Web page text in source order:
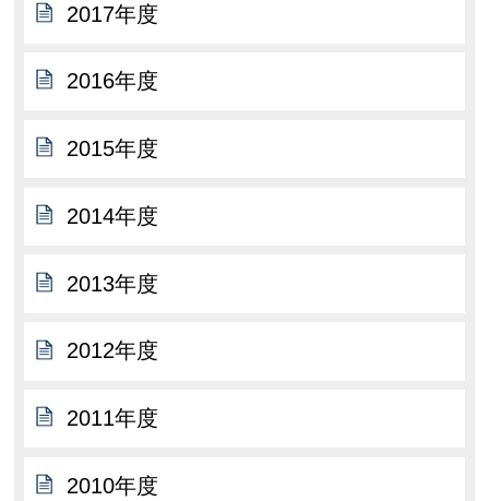
2017年度
2016年度
2015年度
2014年度
2013年度
2012年度
2011年度
2010年度